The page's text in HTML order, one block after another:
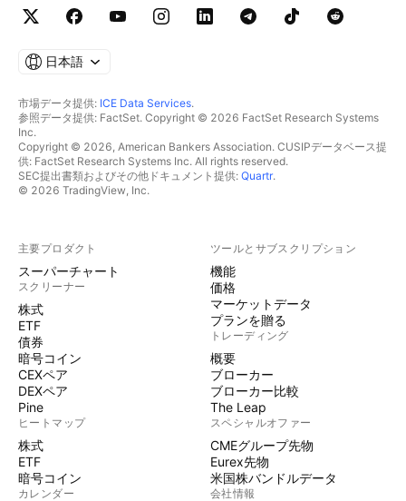
日本語
市場データ提供: ICE Data Services.
参照データ提供: FactSet. Copyright © 2026 FactSet Research Systems
Inc.
Copyright © 2026, American Bankers Association. CUSIPデータベース提
供: FactSet Research Systems Inc. All rights reserved.
SEC提出書類およびその他ドキュメント提供: Quartr.
© 2026 TradingView, Inc.
主要プロダクト
スーパーチャート
スクリーナー
株式
ETF
債券
暗号コイン
CEXペア
DEXペア
Pine
ヒートマップ
株式
ETF
暗号コイン
カレンダー
ツールとサブスクリプション
機能
価格
マーケットデータ
プランを贈る
トレーディング
概要
ブローカー
ブローカー比較
The Leap
スペシャルオファー
CMEグループ先物
Eurex先物
米国株バンドルデータ
会社情報